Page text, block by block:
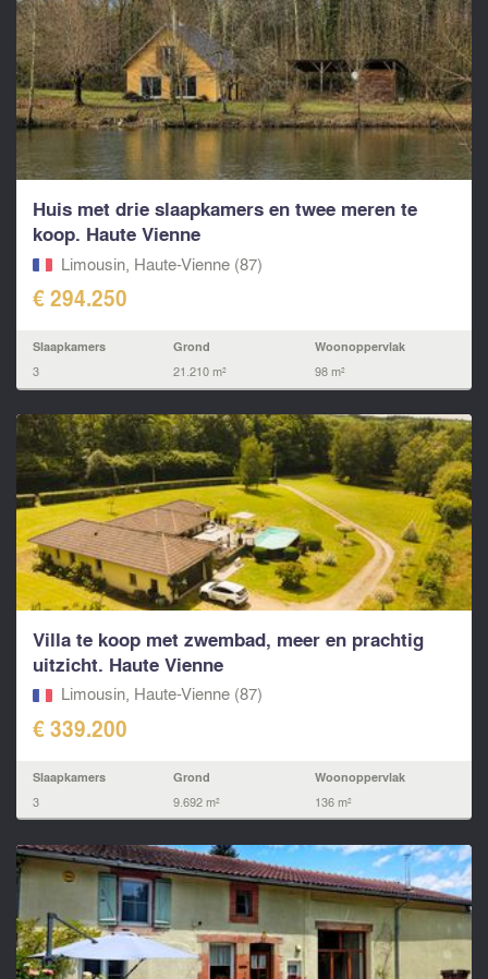
Huis met drie slaapkamers en twee meren te
koop. Haute Vienne
Limousin, Haute-Vienne (87)
€ 294.250
Slaapkamers
3
Grond
21.210 m²
Woonoppervlak
98 m²
Villa te koop met zwembad, meer en prachtig
uitzicht. Haute Vienne
Limousin, Haute-Vienne (87)
€ 339.200
Slaapkamers
3
Grond
9.692 m²
Woonoppervlak
136 m²